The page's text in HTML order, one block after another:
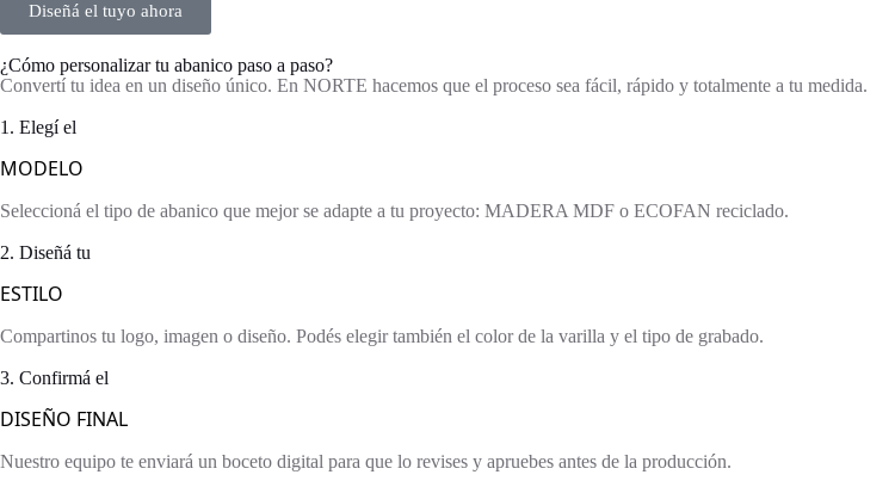
Diseñá el tuyo ahora
¿Cómo personalizar tu abanico paso a paso?
Convertí tu idea en un diseño único. En NORTE hacemos que el proceso sea fácil, rápido y totalmente a tu medida.
1. Elegí el
MODELO
Seleccioná el tipo de abanico que mejor se adapte a tu proyecto: MADERA MDF o ECOFAN reciclado.
2. Diseñá tu
ESTILO
Compartinos tu logo, imagen o diseño. Podés elegir también el color de la varilla y el tipo de grabado.
3. Confirmá el
DISEÑO FINAL
Nuestro equipo te enviará un boceto digital para que lo revises y apruebes antes de la producción.